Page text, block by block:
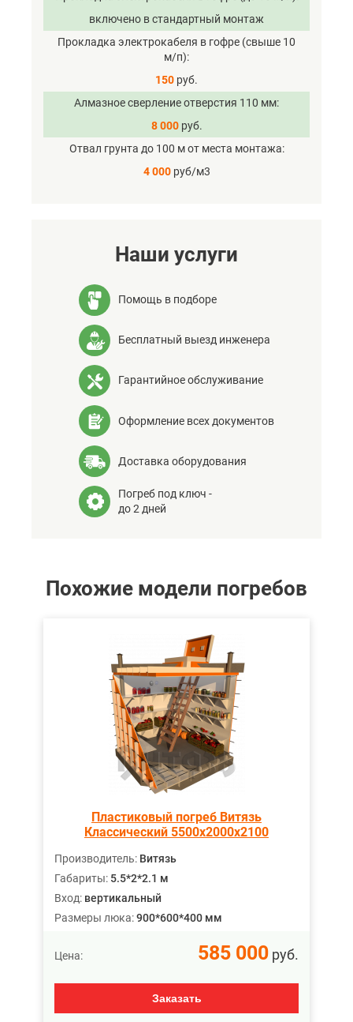
включено в стандартный монтаж
Прокладка электрокабеля в гофре (свыше 10
м/п)
150 руб.
Алмазное сверление отверстия 110 мм
8 000руб.
Отвал грунта до 100 м от места монтажа
4 000руб/м3
Наши услуги
Помощь в подборе
Бесплатный выезд инженера
Гарантийное обслуживание
Оформление всех документов
Доставка оборудования
Погреб под ключ -
до 2 дней
Похожие модели погребов
Пластиковый погреб Витязь
Классический 5500х2000х2100
Производитель: Витязь
Габариты: 5.5*2*2.1 м
Вход: вертикальный
Размеры люка:900*600*400 мм
Цена: 585 000 руб.
Заказать